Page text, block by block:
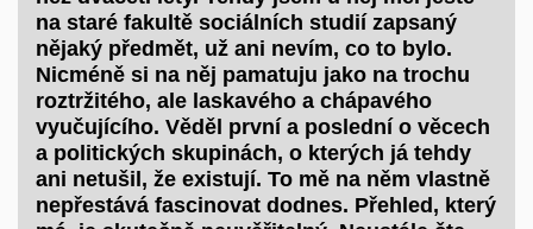
na staré fakultě sociálních studií zapsaný
nějaký předmět, už ani nevím, co to bylo.
Nicméně si na něj pamatuju jako na trochu
roztržitého, ale laskavého a chápavého
vyučujícího. Věděl první a poslední o věcech
a politických skupinách, o kterých já tehdy
ani netušil, že existují. To mě na něm vlastně
nepřestává fascinovat dodnes. Přehled, který